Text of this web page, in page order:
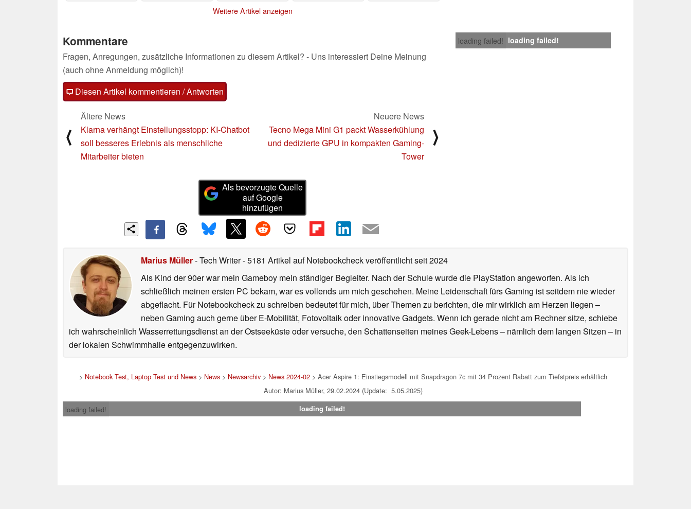
Weitere Artikel anzeigen
loading failed! loading failed!
Kommentare
Fragen, Anregungen, zusätzliche Informationen zu diesem Artikel? - Uns interessiert Deine Meinung
(auch ohne Anmeldung möglich)!
Diesen Artikel kommentieren / Antworten
⟨
Ältere News
Klarna verhängt Einstellungsstopp: KI-Chatbot
soll besseres Erlebnis als menschliche
Mitarbeiter bieten
Neuere News
Tecno Mega Mini G1 packt Wasserkühlung
und dedizierte GPU in kompakten Gaming-
Tower
⟩
Als bevorzugte Quelle
auf Google
hinzufügen
Marius Müller- Tech Writer- 5181 Artikel auf Notebookcheck veröffentlichtseit 2024
Als Kind der 90er war mein Gameboy mein ständiger Begleiter. Nach der Schule wurde die PlayStation angeworfen. Als ich
schließlich meinen ersten PC bekam, war es vollends um mich geschehen. Meine Leidenschaft fürs Gaming ist seitdem nie wieder
abgeflacht. Für Notebookcheck zu schreiben bedeutet für mich, über Themen zu berichten, die mir wirklich am Herzen liegen –
neben Gaming auch gerne über E-Mobilität, Fotovoltaik oder innovative Gadgets. Wenn ich gerade nicht am Rechner sitze, schiebe
ich wahrscheinlich Wasserrettungsdienst an der Ostseeküste oder versuche, den Schattenseiten meines Geek-Lebens – nämlich dem langen Sitzen – in
der lokalen Schwimmhalle entgegenzuwirken.
> Notebook Test, Laptop Test und News> News> Newsarchiv> News 2024-02> Acer Aspire 1: Einstiegsmodell mit Snapdragon 7c mit 34 Prozent Rabatt zum Tiefstpreis erhältlich
Autor: Marius Müller, 29.02.2024 (Update: 5.05.2025)
loading failed!
loading failed!